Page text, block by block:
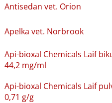
Antisedan vet. Orion
Apelka vet. Norbrook
Api-bioxal Chemicals Laif
44,2 mg/ml
Api-bioxal Chemicals Laif
0,71 g/g